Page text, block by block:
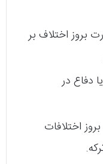
بروز اختلاف بر
دفاع در
اختلافات